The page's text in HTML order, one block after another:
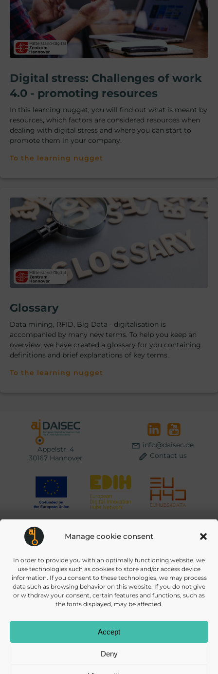
Manage cookie consent
In order to provide you with an optimally functioning website, we
use technologies such as cookies to store and/or access device
information. If you consent to these technologies, we may process
data such as browsing behavior on this website. If you do not give
or withdraw your consent, certain features and functions, such as
the fonts displayed, may be affected.
Accept
Deny
Digital stress: Challenges of work
4.0 - promoting resources
In this learning nugget, you will find out what is meant by
resources, which factors are considered resources when
dealing with digital stress and where you can start to
promote them in your company.
To the learning nugget
Glossary
Data mining, RFID, Big Data - digitalisation is
accompanied by many new terms. To help you keep an
overview, we have created a glossary for you containing
definitions and brief explanations of key terms.
To the learning nugget
Appelstr. 4
30167 Hannover
info@daisec.de
Contact us
© 2026 DAISEC